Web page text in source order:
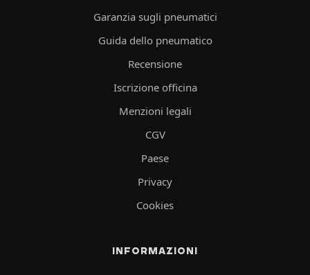
Garanzia sugli pneumatici
Guida dello pneumatico
Recensione
Iscrizione officina
Menzioni legali
CGV
Paese
Privacy
Cookies
INFORMAZIONI